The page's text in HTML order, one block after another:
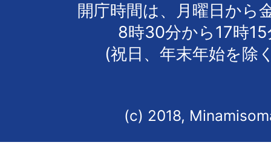
開庁時間は、月曜日から
8時30分から17時
(祝日、年末年始を除
(c) 2018,